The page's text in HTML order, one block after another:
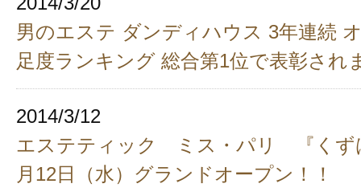
男のエステ ダンディハウス 3年連続
足度ランキング 総合第1位で表彰され
2014/3/12
エステティック ミス・パリ 『くず
月12日（水）グランドオープン！！